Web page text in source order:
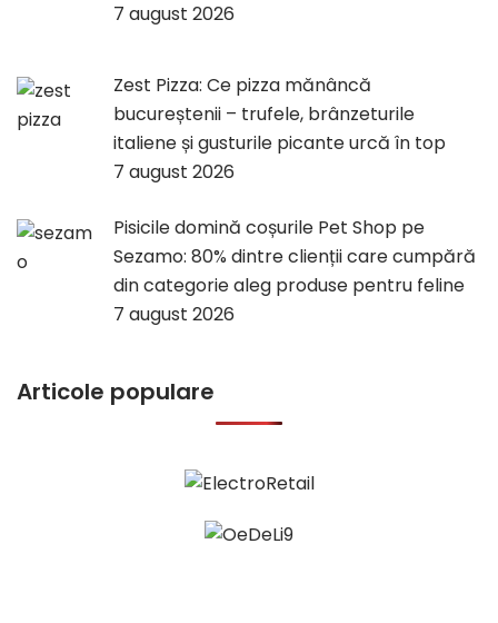
7 august 2026
Zest Pizza: Ce pizza mănâncă
bucureștenii – trufele, brânzeturile
italiene și gusturile picante urcă în top
7 august 2026
Pisicile domină coșurile Pet Shop pe
Sezamo: 80% dintre clienții care cumpără
din categorie aleg produse pentru feline
7 august 2026
Articole populare